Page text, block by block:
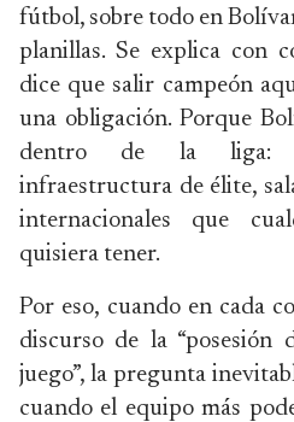
fútbol, sobre todo en
planillas. Se explica con
dice que salir campeón
una obligación. Porque
dentro de la liga:
infraestructura de élite,
internacionales que
quisiera tener.
Por eso, cuando en cada
discurso de la “posesión
juego”, la pregunta
cuando el equipo más